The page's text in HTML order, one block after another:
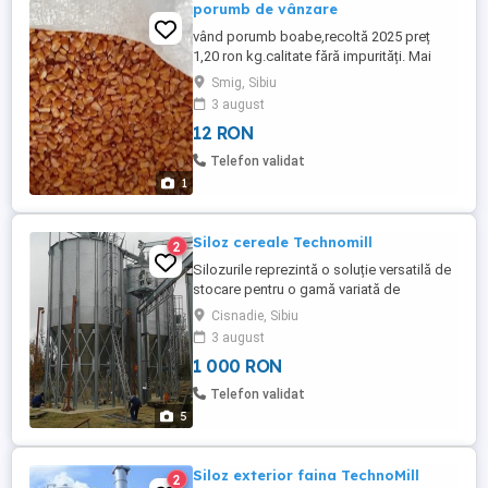
1
porumb de vânzare
vând porumb boabe,recoltă 2025 preț
1,20 ron kg.calitate fără impurități. Mai
multe detali-n privat.
Smig, Sibiu
3 august
12 RON
Telefon validat
5
2 Siloz cereale Technomill
Silozurile reprezintă o soluție versatilă de
stocare pentru o gamă variată de
produse, fie ele alimentare sau
nealimentare, în funcție de nevoile și
cerințele specifice ale utilizatorilor. Aceste
structuri pot fi utilizate pentru depozitarea
unor produse precum cereale, făină sau
Cisnadie, Sibiu
3 august
1 000 RON
Telefon validat
2 Siloz exterior faina TechnoMill